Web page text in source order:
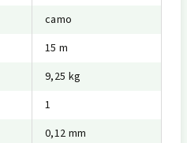
camo
15 m
9,25 kg
1
0,12 mm